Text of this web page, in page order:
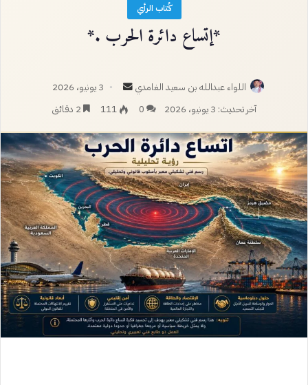
كُتاب الرأي
*إتساع دائرة الحرب .*
اللواء عبدالله بن سعيد الغامدي
أرسل
بريدا
3 يونيو، 2026
آخر تحديث: 3 يونيو، 2026
0
111